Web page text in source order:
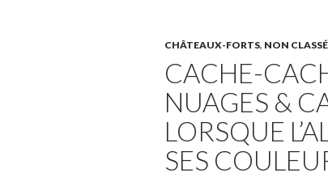
CHÂTEAUX-FORTS, NON CLASSÉ
CACHE-
NUAGES &
LORSQUE
SES